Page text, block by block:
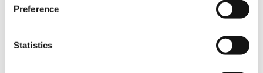
Preference
Statistics